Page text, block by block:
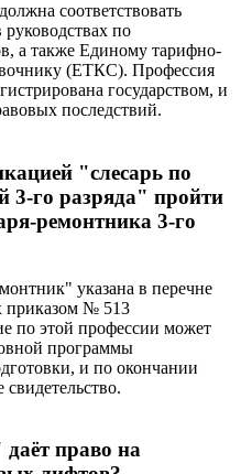
соответствовать
по
а также Единому тарифно-
(ЕТКС). Профессия
государством, и
последствий.
"слесарь по
3-го разряда" пройти
ремонтника 3-го
указана в перечне
приказом № 513
по этой профессии может
программы
и по окончании
право на